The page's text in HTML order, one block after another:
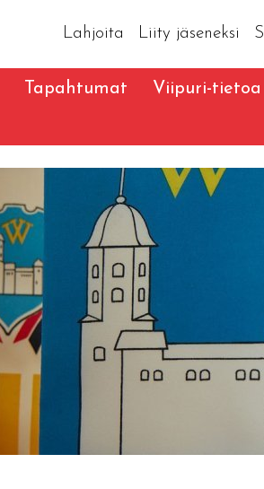
Lahjoita Liity jäseneksi
Tapahtumat Viipuri-tietoa